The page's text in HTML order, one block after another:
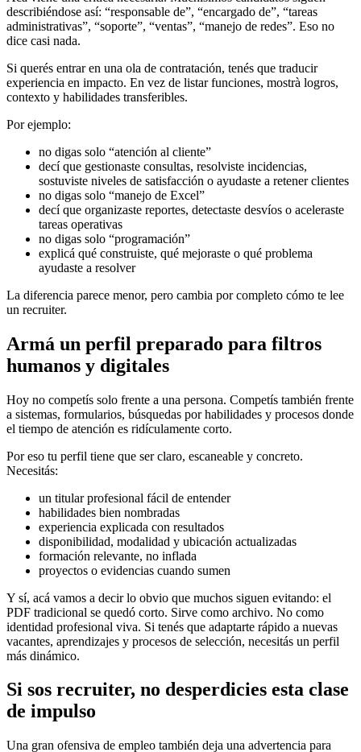
describiéndose así: “responsable de”, “encargado de”, “tareas
administrativas”, “soporte”, “ventas”, “manejo de redes”. Eso no
dice casi nada.
Si querés entrar en una ola de contratación, tenés que traducir
experiencia en impacto. En vez de listar funciones, mostrà logros,
contexto y habilidades transferibles.
Por ejemplo:
no digas solo “atención al cliente”
decí que gestionaste consultas, resolviste incidencias,
sostuviste niveles de satisfacción o ayudaste a retener clientes
no digas solo “manejo de Excel”
decí que organizaste reportes, detectaste desvíos o aceleraste
tareas operativas
no digas solo “programación”
explicá qué construiste, qué mejoraste o qué problema
ayudaste a resolver
La diferencia parece menor, pero cambia por completo cómo te lee
un recruiter.
Armá un perfil preparado para filtros
humanos y digitales
Hoy no competís solo frente a una persona. Competís también frente
a sistemas, formularios, búsquedas por habilidades y procesos donde
el tiempo de atención es ridículamente corto.
Por eso tu perfil tiene que ser claro, escaneable y concreto.
Necesitás:
un titular profesional fácil de entender
habilidades bien nombradas
experiencia explicada con resultados
disponibilidad, modalidad y ubicación actualizadas
formación relevante, no inflada
proyectos o evidencias cuando sumen
Y sí, acá vamos a decir lo obvio que muchos siguen evitando: el
PDF tradicional se quedó corto. Sirve como archivo. No como
identidad profesional viva. Si tenés que adaptarte rápido a nuevas
vacantes, aprendizajes y procesos de selección, necesitás un perfil
más dinámico.
Si sos recruiter, no desperdicies esta clase
de impulso
Una gran ofensiva de empleo también deja una advertencia para